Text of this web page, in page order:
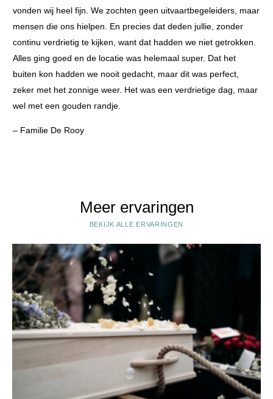
vonden wij heel fijn. We zochten geen uitvaartbegeleiders, maar
mensen die ons hielpen. En precies dat deden jullie, zonder
continu verdrietig te kijken, want dat hadden we niet getrokken.
Alles ging goed en de locatie was helemaal super. Dat het
buiten kon hadden we nooit gedacht, maar dit was perfect,
zeker met het zonnige weer. Het was een verdrietige dag, maar
wel met een gouden randje.
– Familie De Rooy
Meer ervaringen
BEKIJK ALLE ERVARINGEN